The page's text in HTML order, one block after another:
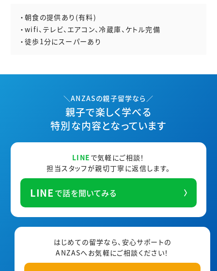
・朝食の提供あり(有料)
・wifi、テレビ、エアコン、冷蔵庫、ケトル完備
・徒歩1分にスーパーあり
＼ANZASの親子留学なら／
親子で楽しく学べる
特別な内容となっています
LINE で気軽にご相談！
担当スタッフが親切丁寧に返信します。
LINEで話を聞いてみる
はじめての留学なら、安心サポートの
ANZASへ お気軽にご相談ください！